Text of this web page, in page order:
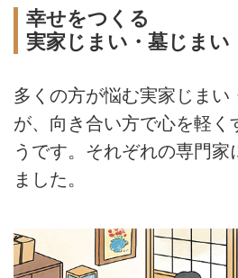
幸せをつくる
実家じまい・墓じまい
多くの方が悩む実家じまい
が、向き合い方で心を軽く
うです。それぞれの専門家
ました。